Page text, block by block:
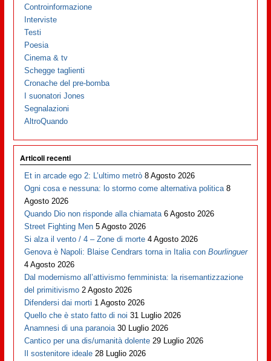
Controinformazione
Interviste
Testi
Poesia
Cinema & tv
Schegge taglienti
Cronache del pre-bomba
I suonatori Jones
Segnalazioni
AltroQuando
Articoli recenti
Et in arcade ego 2: L’ultimo metrò 8 Agosto 2026
Ogni cosa e nessuna: lo stormo come alternativa politica 8
Agosto 2026
Quando Dio non risponde alla chiamata 6 Agosto 2026
Street Fighting Men 5 Agosto 2026
Si alza il vento / 4 – Zone di morte 4 Agosto 2026
Genova è Napoli: Blaise Cendrars torna in Italia conBourlinguer
4 Agosto 2026
Dal modernismo all’attivismo femminista: la risemantizzazione
del primitivismo 2 Agosto 2026
Difendersi dai morti 1 Agosto 2026
Quello che è stato fatto di noi 31 Luglio 2026
Anamnesi di una paranoia 30 Luglio 2026
Cantico per una dis/umanità dolente 29 Luglio 2026
Il sostenitore ideale 28 Luglio 2026